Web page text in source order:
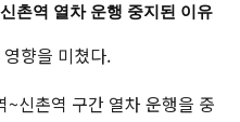
촌역 열차 운행 중지된 이유
향을 미쳤다.
신촌역 구간 열차 운행을 중